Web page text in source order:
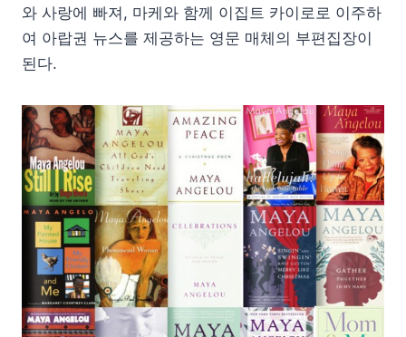
와 사랑에 빠져, 마케와 함께 이집트 카이로로 이주하
여 아랍권 뉴스를 제공하는 영문 매체의 부편집장이
된다.